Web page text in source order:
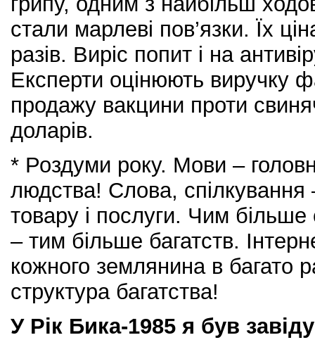
стали марлеві пов’язки. Їх
разів. Виріс попит і на
Експерти оцінюють виручку
продажу вакцини проти
доларів.
* Роздуми року. Мови –
людства! Слова, спілкування
товару і послуги. Чим більше
– тим більше багатств.
кожного землянина в багато
структура багатства!
У Рік Бика-1985 я був